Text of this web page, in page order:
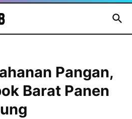
Pangan,
Barat Panen